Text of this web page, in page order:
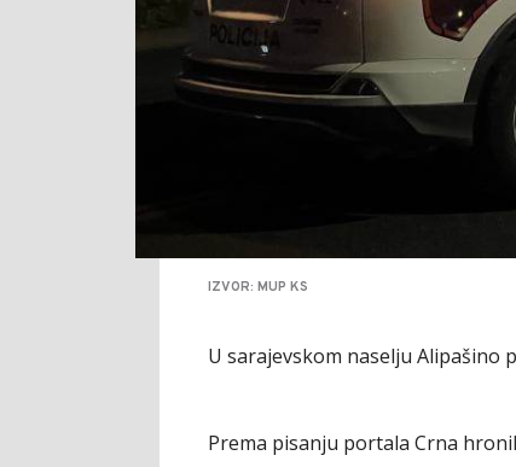
IZVOR: MUP KS
U sarajevskom naselju Alipašino
Prema pisanju portala Crna